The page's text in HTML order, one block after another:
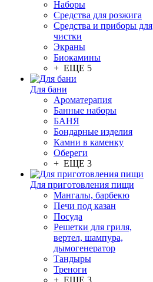
Наборы
Средства для розжига
Средства и приборы для
чистки
Экраны
Биокамины
+ ЕЩЕ 5
Для бани
Ароматерапия
Банные наборы
БАНЯ
Бондарные изделия
Камни в каменку
Обереги
+ ЕЩЕ 3
Для приготовления пищи
Мангалы, барбекю
Печи под казан
Посуда
Решетки для гриля,
вертел, шампура,
дымогенератор
Тандыры
Треноги
+ ЕЩЕ 3